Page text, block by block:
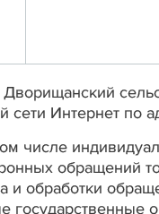
Дворищанский
сети Интернет по
числе
обращений
и обработки
государственные